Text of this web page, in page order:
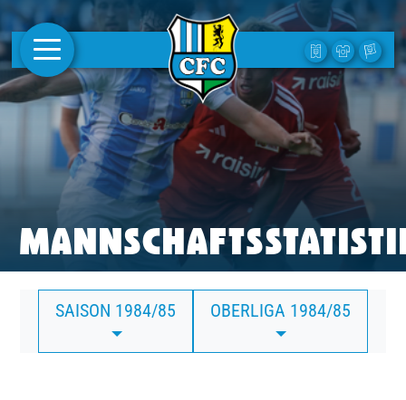
AKTUELLES
1. MANNSCHAFT
FRAUEN
CAMPUS
CLUB
CLUBMITGLIEDSCHAFT
BUSINESS
SAISON 1984/85 OBERLIGA 1984/85